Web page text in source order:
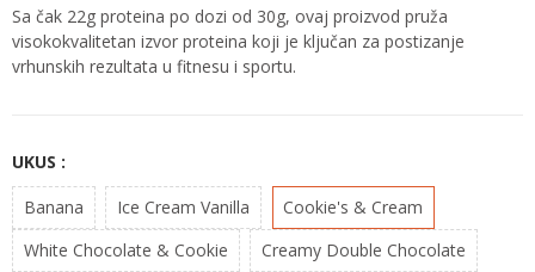
Sa čak 22g proteina po dozi od 30g, ovaj proizvod pruža
visokokvalitetan izvor proteina koji je ključan za postizanje
vrhunskih rezultata u fitnesu i sportu.
UKUS :
Banana Ice Cream Vanilla
Cookie's & Cream
White Chocolate & Cookie
Creamy Double Chocolate